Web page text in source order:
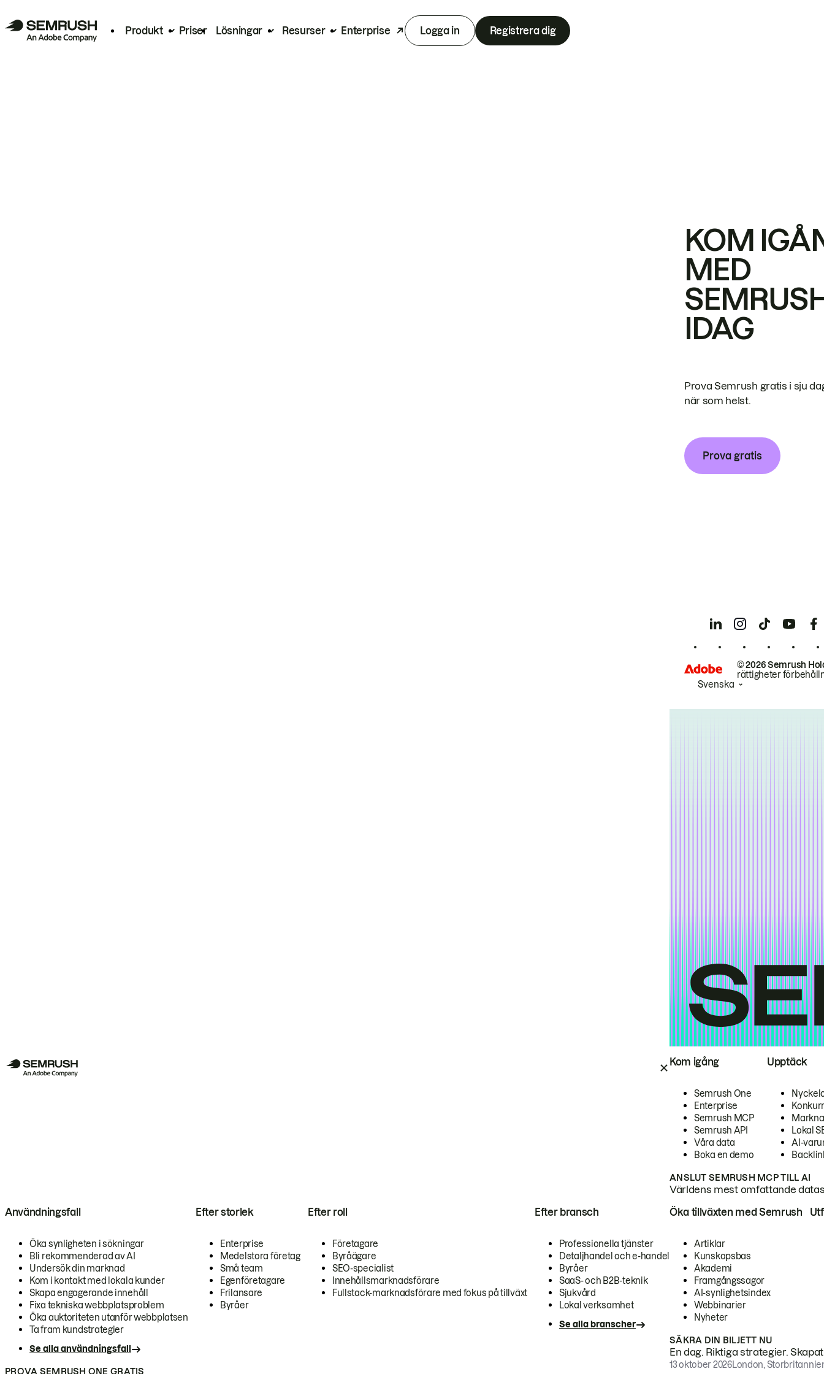
Produkt Priser Lösningar Resurser Enterprise Logga in Registrera dig
Kom igång
Semrush One
Enterprise
Semrush MCP
Semrush API
Våra data
Boka en demo
Upptäck
Lokal
AI-
ANSLUT SEMRUSH MCP TILL AI
Världens mest omfattande
Användningsfall
Öka synligheten i sökningar
Bli rekommenderad av AI
Undersök din marknad
Kom i kontakt med lokala kunder
Skapa engagerande innehåll
Fixa tekniska webbplatsproblem
Öka auktoriteten utanför webbplatsen
Ta fram kundstrategier
Se alla användningsfall
Efter storlek
Enterprise
Medelstora företag
Små team
Egenföretagare
Frilansare
Byråer
Efter roll
Företagare
Byråägare
SEO-specialist
Innehållsmarknadsförare
Fullstack-marknadsförare med fokus på tillväxt
Efter bransch
Professionella tjänster
Detaljhandel och e-handel
Byråer
SaaS- och B2B-teknik
Sjukvård
Lokal verksamhet
Se alla branscher
PROVA SEMRUSH ONE GRATIS
Öka tillväxten med Semrush
Artiklar
Kunskapsbas
Akademi
Framgångssagor
AI-synlighetsindex
Webbinarier
Nyheter
SÄKRA DIN BILJETT NU
En dag. Riktiga strategier.
13 oktober 2026London,
KOM
MED
IDAG
Prova Semrush gratis i sju
när som helst.
Prova gratis
© 2026 Semrush
rättigheter
Svenska